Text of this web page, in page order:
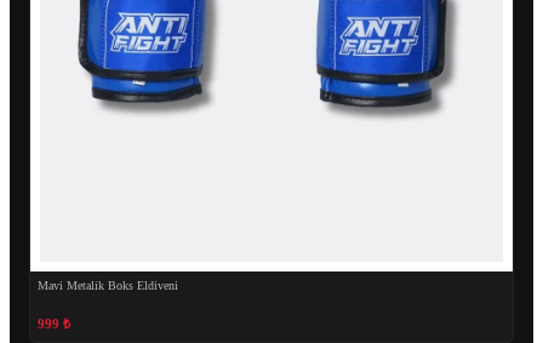
Mavi Metalik Boks Eldiveni
999 ₺